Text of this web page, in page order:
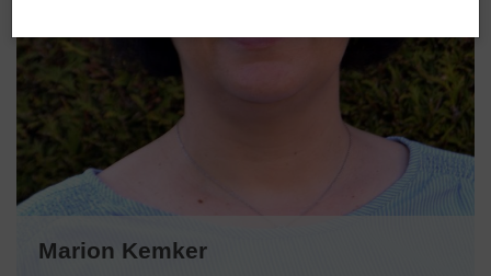
Marion Kemker